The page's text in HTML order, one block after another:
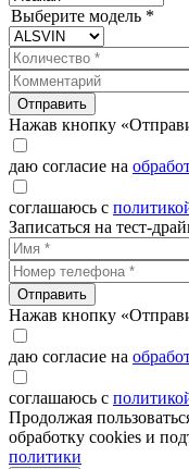
Выберите модель *
Отправить
Нажав кнопку
даю согласие на
соглашаюсь с
Записаться на тест-
Отправить
Нажав кнопку
даю согласие на
соглашаюсь с
Продолжая
обработку cookies и
политики